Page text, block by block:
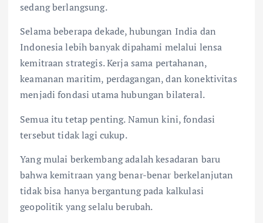
sedang berlangsung.
Selama beberapa dekade, hubungan India dan
Indonesia lebih banyak dipahami melalui lensa
kemitraan strategis. Kerja sama pertahanan,
keamanan maritim, perdagangan, dan konektivitas
menjadi fondasi utama hubungan bilateral.
Semua itu tetap penting. Namun kini, fondasi
tersebut tidak lagi cukup.
Yang mulai berkembang adalah kesadaran baru
bahwa kemitraan yang benar-benar berkelanjutan
tidak bisa hanya bergantung pada kalkulasi
geopolitik yang selalu berubah.